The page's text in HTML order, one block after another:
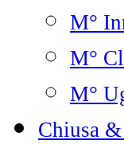
M°
M°
M°
Chiusa